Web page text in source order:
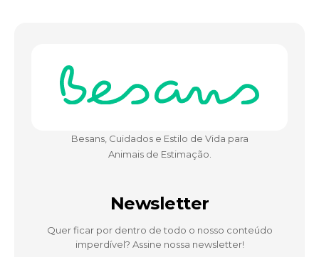
Besans, Cuidados e Estilo de Vida para
Animais de Estimação.
Newsletter
Quer ficar por dentro de todo o nosso conteúdo
imperdível? Assine nossa newsletter!